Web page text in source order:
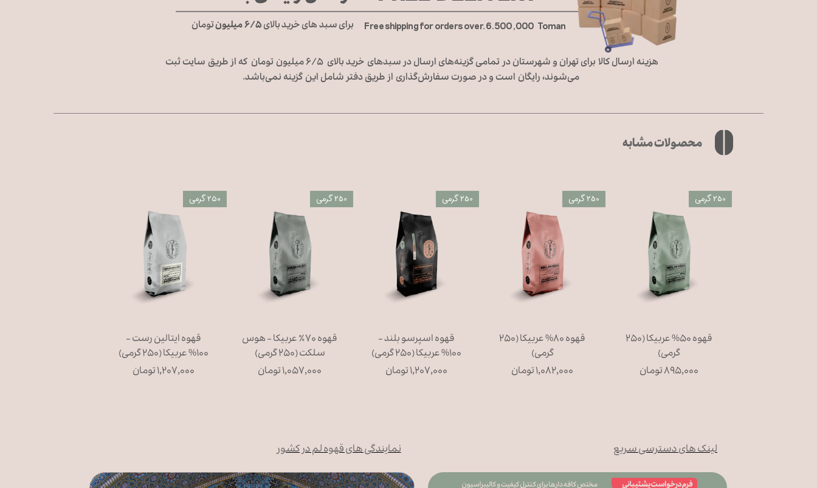
برای سبد های خرید بالای۶/۵ میلیون تومان Free shipping for orders over. 6.500,000 Toman
هزینه ارسال کالا برای تهران و شهرستان در تمامی گزینه‌های ارسال در سبد‌های خرید بالای ۶/۵ میلیون تومان که از طریق سایت ثبت
می‌شوند، رایگان است و در صورت سفارش‌گذاری از طریق دفتر شامل این گزینه نمی‌باشد.
محصولات مشابه
قهوه ۵۰% عربیکا (۲۵۰
گرمی)
۸۹۵,۰۰۰ تومان
250 گرمی
قهوه ۸۰% عربیکا (۲۵۰
گرمی)
۱,۰۸۲,۰۰۰ تومان
250 گرمی
قهوه اسپرسو بلند -
۱۰۰% عربیکا (۲۵۰ گرمی)
۱,۲۰۷,۰۰۰ تومان
250 گرمی
قهوه ۷۰٪ عربیکا - هوس
سلکت (۲۵۰ گرمی)
۱,۰۵۷,۰۰۰ تومان
250 گرمی
قهوه ایتالین رست -
۱۰۰% عربیکا (۲۵۰ گرمی)
۱,۲۰۷,۰۰۰ تومان
۲۵۰ گرمی
لینک های دسترسی سریع نمایندگی های قهوه لم در کشور